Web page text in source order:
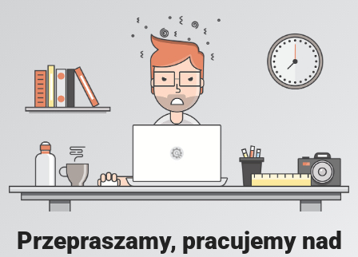
Przepraszamy, pracujemy nad